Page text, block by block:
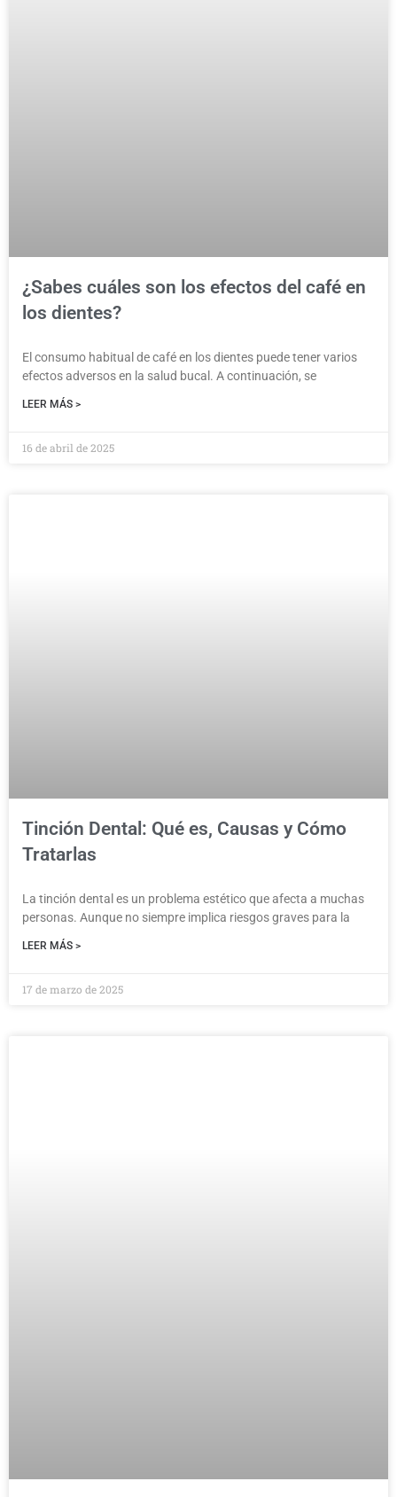
¿Sabes cuáles son los efectos del café en
los dientes?
El consumo habitual de café en los dientes puede tener varios
efectos adversos en la salud bucal. A continuación, se
LEER MÁS >
16 de abril de 2025
Tinción Dental: Qué es, Causas y Cómo
Tratarlas
La tinción dental es un problema estético que afecta a muchas
personas. Aunque no siempre implica riesgos graves para la
LEER MÁS >
17 de marzo de 2025